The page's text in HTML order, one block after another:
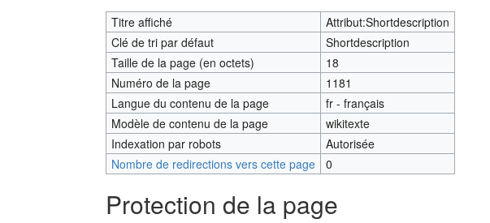
Titre affiché
Attribut:Shortdescription
Clé de tri par défaut
Shortdescription
Taille de la page (en octets)
18
Numéro de la page
1181
Langue du contenu de la page
fr - français
Modèle de contenu de la page
wikitexte
Indexation par robots
Autorisée
Nombre de redirections vers cette page
0
Protection de la page